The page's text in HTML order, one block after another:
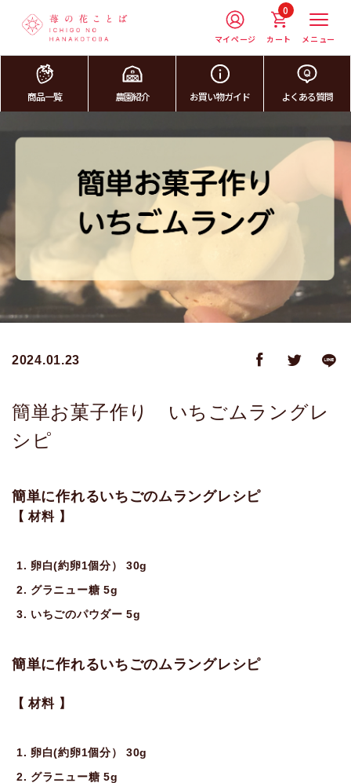
マイページ カート
0
メニュー
商品一覧 農園紹介 お買い物ガイド よくある質問
2024.01.23
簡単お菓子作り いちごムラングレ
シピ
簡単に作れるいちごのムラングレシピ
【 材料 】
卵白(約卵1個分） 30g
グラニュー糖 5g
いちごのパウダー 5g
簡単に作れるいちごのムラングレシピ
【 材料 】
卵白(約卵1個分） 30g
グラニュー糖 5g